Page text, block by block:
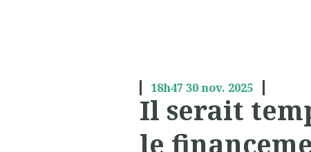
18h47 30nov. 2025
Il serait
le